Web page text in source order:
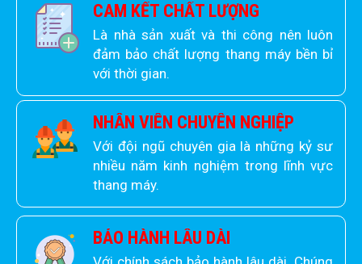
CAM KẾT CHẤT LƯỢNG
Là nhà sản xuất và thi công nên luôn
đảm bảo chất lượng thang máy bền bỉ
với thời gian.
NHÂN VIÊN CHUYÊN NGHIỆP
Với đội ngũ chuyên gia là những kỷ sư
nhiều năm kinh nghiệm trong lĩnh vực
thang máy.
BẢO HÀNH LÂU DÀI